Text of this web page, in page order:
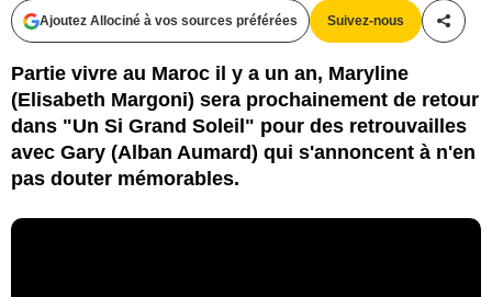
Ajoutez Allociné à vos sources préférées Suivez-nous
Partie vivre au Maroc il y a un an, Maryline
(Elisabeth Margoni) sera prochainement de retour
dans "Un Si Grand Soleil" pour des retrouvailles
avec Gary (Alban Aumard) qui s'annoncent à n'en
pas douter mémorables.